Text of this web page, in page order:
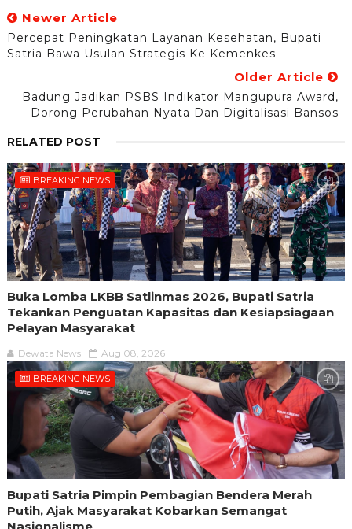
Newer Article
Percepat Peningkatan Layanan Kesehatan, Bupati
Satria Bawa Usulan Strategis Ke Kemenkes
Older Article
Badung Jadikan PSBS Indikator Mangupura Award,
Dorong Perubahan Nyata Dan Digitalisasi Bansos
RELATED POST
BREAKING NEWS
Buka Lomba LKBB Satlinmas 2026, Bupati Satria
Tekankan Penguatan Kapasitas dan Kesiapsiagaan
Pelayan Masyarakat
Dewata News Aug 08, 2026
BREAKING NEWS
Bupati Satria Pimpin Pembagian Bendera Merah
Putih, Ajak Masyarakat Kobarkan Semangat